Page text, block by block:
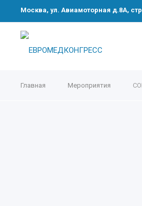
Москва, ул. Авиамоторная д.8А,
Главная Мероприятия